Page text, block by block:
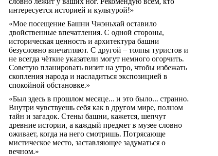
интересуется историей и культурой!»
«Мое посещение Башни Чжэньхай оставило
двойственные впечатления. С одной стороны,
историческая ценность и архитектура башни
безусловно впечатляют. С другой – толпы туристов и
не всегда чёткие указатели могут немного огорчить.
Советую планировать визит на утро, чтобы избежать
скопления народа и насладиться экспозицией в
спокойной обстановке.»
«Был здесь в прошлом месяце... и это было... странно.
Внутри чувствуешь себя как в другом мире, полном
тайн и загадок. Стены башни, кажется, шепчут
древние истории, а каждый предмет в музее словно
оживает, когда на него смотришь. Потрясающе
мистическое место, заставляющее задуматься о
вечном.»